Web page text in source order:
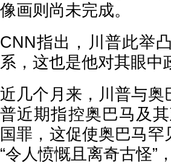
像画则尚未完成。
CNN指出，川普此举
系，这也是他对其眼中
近几个月来，川普与
普近期指控奥巴马及
国罪，这促使奥巴马
“令人愤慨且离奇古怪”